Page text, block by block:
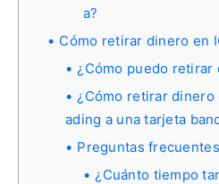
a?
Cómo retirar dinero en
¿Cómo puedo retirar
¿Cómo retirar dinero
ading a una tarjeta
Preguntas frecuentes
¿Cuánto tiempo